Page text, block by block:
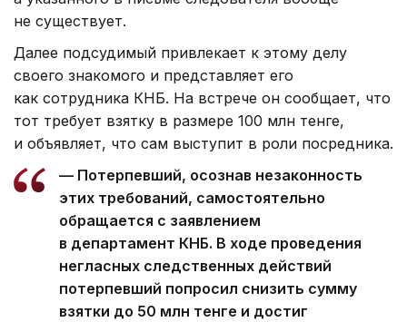
не существует.
Далее подсудимый привлекает к этому делу
своего знакомого и представляет его
как сотрудника КНБ. На встрече он сообщает, что
тот требует взятку в размере 100 млн тенге,
и объявляет, что сам выступит в роли посредника.
— Потерпевший, осознав незаконность
этих требований, самостоятельно
обращается с заявлением
в департамент КНБ. В ходе проведения
негласных следственных действий
потерпевший попросил снизить сумму
взятки до 50 млн тенге и достиг